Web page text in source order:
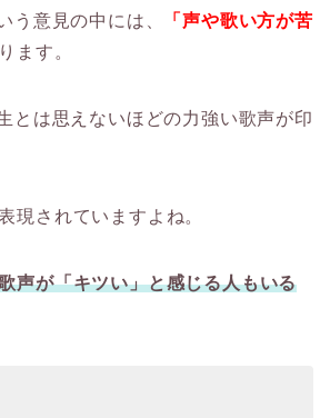
う意見の中には、
「声や歌い方が苦
ます。
とは思えないほどの力強い歌声が印
現されていますよね。
声が「キツい」と感じる人もいる